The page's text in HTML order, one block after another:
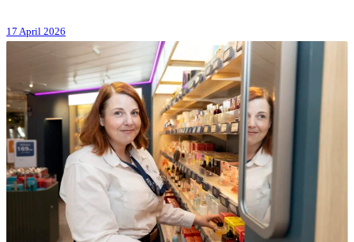
17 April 2026